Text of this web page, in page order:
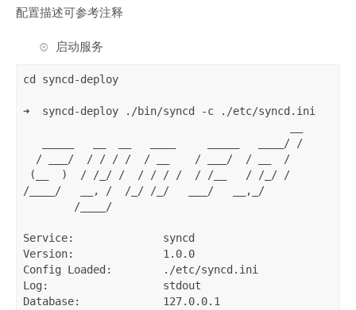
配置描述可参考注释
启动服务
cd syncd-deploy
➜  syncd-deploy ./bin/syncd -c ./etc/syncd.ini
/____/   __, /  /_/ /_/   ___/   __,_/
Service:              syncd
Version:              1.0.0
Config Loaded:        ./etc/syncd.ini
Log:                  stdout
Database:             127.0.0.1